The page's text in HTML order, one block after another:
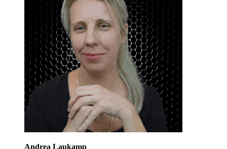
Andrea Laukamp